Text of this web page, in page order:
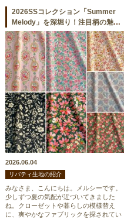
2026SSコレクション「Summer
Melody」を深堀り！注目柄の魅力
をご紹介
2026.06.04
リバティ生地の紹介
みなさま、こんにちは。メルシーです。
少しずつ夏の気配が近づいてきました
ね。クローゼットや暮らしの模様替え
に、爽やかなファブリックを探されてい